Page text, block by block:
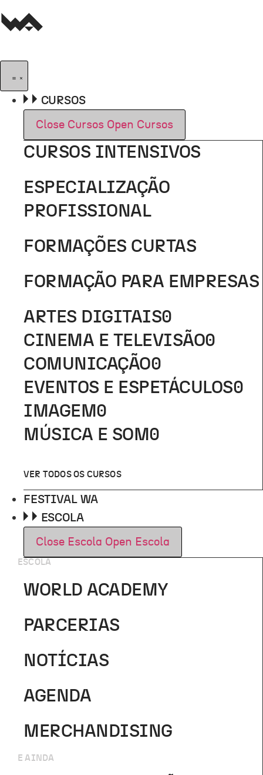
para
conteúdo
CURSOS
Close Cursos Open Cursos
CURSOS INTENSIVOS
ESPECIALIZAÇÃO
PROFISSIONAL
FORMAÇÕES CURTAS
FORMAÇÃO PARA EMPRESAS
ARTES DIGITAIS0
CINEMA E TELEVISÃO0
COMUNICAÇÃO0
EVENTOS E ESPETÁCULOS0
IMAGEM 0
MÚSICA E SOM 0
VER TODOS OS CURSOS
FESTIVAL WA
ESCOLA
Close Escola Open Escola
ESCOLA
WORLD ACADEMY
PARCERIAS
NOTÍCIAS
AGENDA
MERCHANDISING
E AINDA